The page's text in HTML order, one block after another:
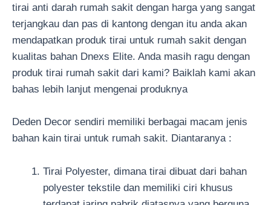
tirai anti darah rumah sakit dengan harga yang sangat
terjangkau dan pas di kantong dengan itu anda akan
mendapatkan produk tirai untuk rumah sakit dengan
kualitas bahan Dnexs Elite. Anda masih ragu dengan
produk tirai rumah sakit dari kami? Baiklah kami akan
bahas lebih lanjut mengenai produknya
Deden Decor sendiri memiliki berbagai macam jenis
bahan kain tirai untuk rumah sakit. Diantaranya :
Tirai Polyester, dimana tirai dibuat dari bahan
polyester tekstile dan memiliki ciri khusus